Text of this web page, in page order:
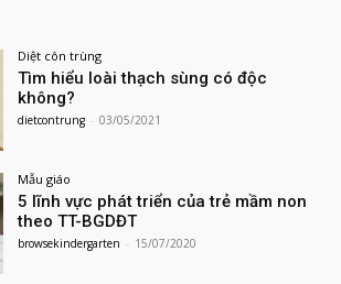
Diệt côn trùng
Tìm hiểu loài thạch sùng có độc
không?
dietcontrung - 03/05/2021
Mẫu giáo
5 lĩnh vực phát triển của trẻ mầm non
theo TT-BGDĐT
browsekindergarten - 15/07/2020